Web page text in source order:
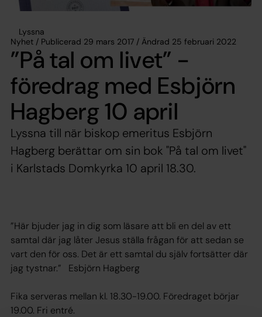
Lyssna
Nyhet / Publicerad 29 mars 2017 / Ändrad 25 februari 2022
”På tal om livet” -
föredrag med Esbjörn
Hagberg 10 april
Lyssna till när biskop emeritus Esbjörn
Hagberg berättar om sin bok "På tal om livet"
i Karlstads Domkyrka 10 april 18.30.
”Här bjuder jag in dig som läsare att bli en del av ett
samtal där jag låter Jesus ställa frågan för att sedan se
vart den för oss. Det är ett samtal du själv fortsätter där
jag tystnar.” Esbjörn Hagberg
Fika serveras mellan kl. 18.30-19.00. Föredraget börjar
19.00. Fri entré.